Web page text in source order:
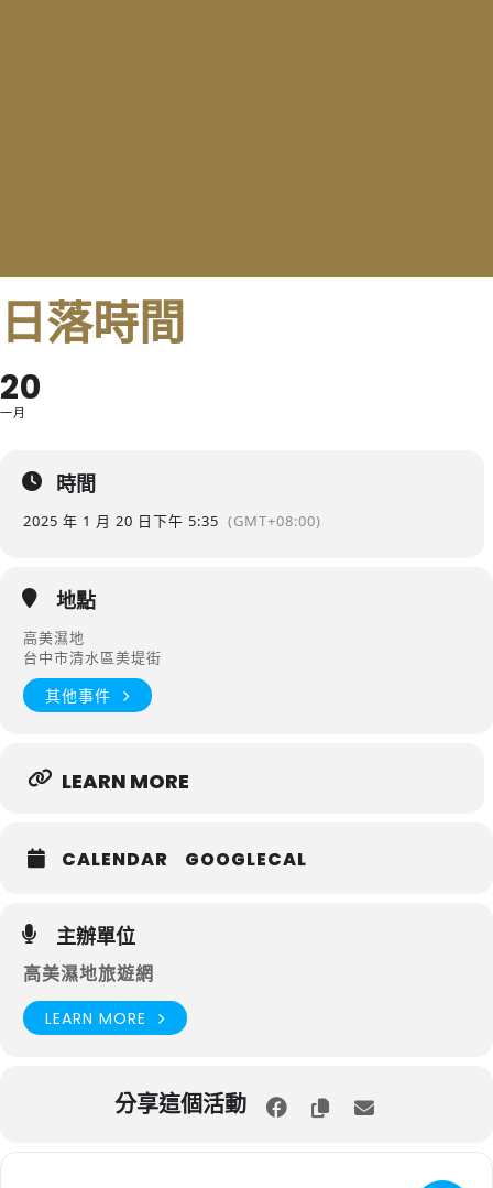
日落時間
20
一月
時間
2025 年 1 月 20 日下午 5:35 (GMT+08:00)
地點
高美濕地
台中市清水區美堤街
其他事件
LEARN MORE
CALENDAR GOOGLECAL
主辦單位
高美濕地旅遊網
LEARN MORE
分享這個活動